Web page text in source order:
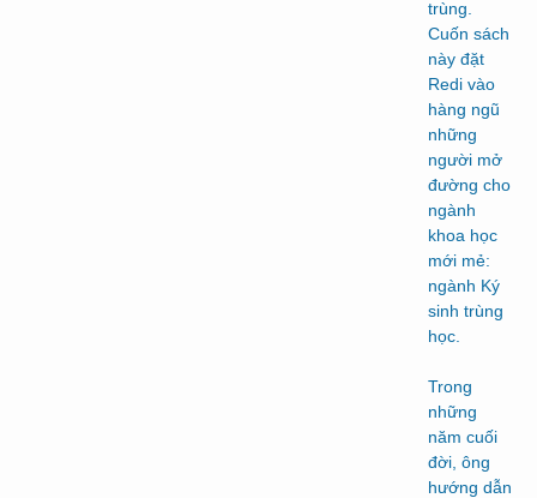
trùng.
Cuốn sách
này đặt
Redi vào
hàng ngũ
những
người mở
đường cho
ngành
khoa học
mới mẻ:
ngành Ký
sinh trùng
học.
Trong
những
năm cuối
đời, ông
hướng dẫn